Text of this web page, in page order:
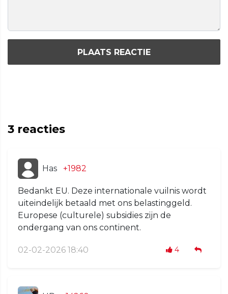
PLAATS REACTIE
3 reacties
Has +1982
Bedankt EU. Deze internationale vuilnis wordt
uiteindelijk betaald met ons belastinggeld.
Europese (culturele) subsidies zijn de
ondergang van ons continent.
02-02-2026 18:40 4